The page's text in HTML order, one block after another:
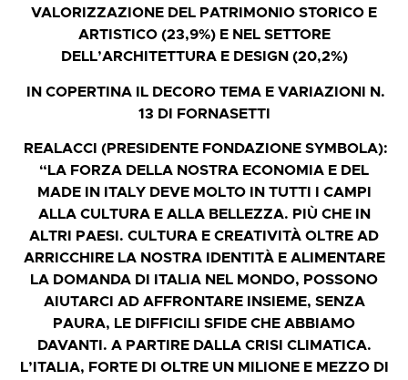
VALORIZZAZIONE DEL PATRIMONIO STORICO E
ARTISTICO (23,9%) E NEL SETTORE
DELL’ARCHITETTURA E DESIGN (20,2%)
IN COPERTINA IL DECORO TEMA E VARIAZIONI N.
13 DI FORNASETTI
REALACCI (PRESIDENTE FONDAZIONE SYMBOLA):
“LA FORZA DELLA NOSTRA ECONOMIA E DEL
MADE IN ITALY DEVE MOLTO IN TUTTI I CAMPI
ALLA CULTURA E ALLA BELLEZZA. PIÙ CHE IN
ALTRI PAESI. CULTURA E CREATIVITÀ OLTRE AD
ARRICCHIRE LA NOSTRA IDENTITÀ E ALIMENTARE
LA DOMANDA DI ITALIA NEL MONDO, POSSONO
AIUTARCI AD AFFRONTARE INSIEME, SENZA
PAURA, LE DIFFICILI SFIDE CHE ABBIAMO
DAVANTI. A PARTIRE DALLA CRISI CLIMATICA.
L’ITALIA, FORTE DI OLTRE UN MILIONE E MEZZO DI